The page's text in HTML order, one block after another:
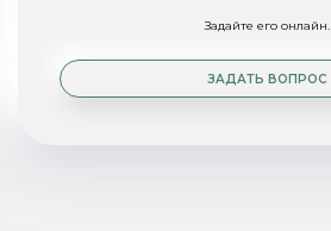
Задайте его онлайн.
ЗАДАТЬ ВОПРОС